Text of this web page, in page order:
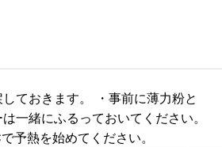
しておきます。 ・事前に薄力粉と
一緒にふるっておいてください。
予熱を始めてください。